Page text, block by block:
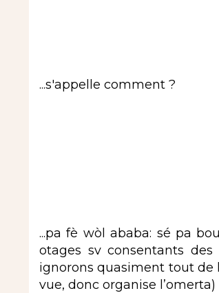
...s'appelle comment ?
...pa fè wòl ababa: sé pa
otages sv consentants
ignorons quasiment tout de
vue, donc organise